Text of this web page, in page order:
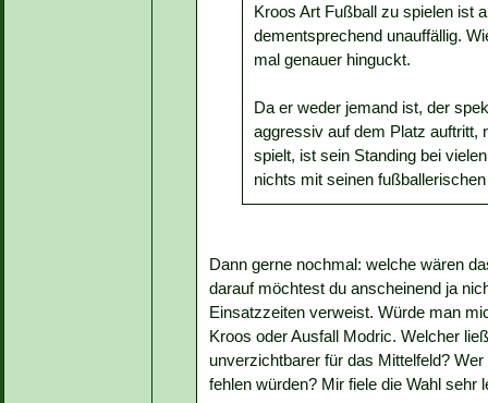
Kroos Art Fußball zu spielen ist
dementsprechend unauffällig.
mal genauer hinguckt.
Da er weder jemand ist, der
aggressiv auf dem Platz auftritt,
spielt, ist sein Standing bei
nichts mit seinen
Dann gerne nochmal: welche wären
darauf möchtest du anscheinend ja
Einsatzzeiten verweist. Würde man
Kroos oder Ausfall Modric. Welcher
unverzichtbarer für das Mittelfeld?
fehlen würden? Mir fiele die Wahl sehr